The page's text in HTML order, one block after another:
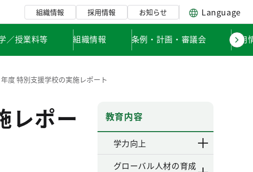
組織情報 採用情報 お知らせ Language
／授業料等 組織情報 条例・計画・審議会 採用
度 特別支援学校の実施レポート
レポー
教育内容
学力向上
グローバル人材の育成